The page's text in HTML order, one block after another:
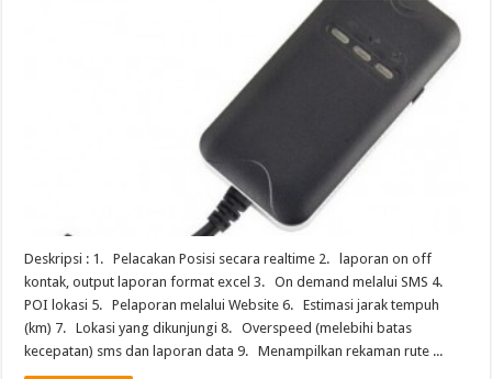
Deskripsi : 1. Pelacakan Posisi secara realtime 2. laporan on off
kontak, output laporan format excel 3. On demand melalui SMS 4.
POI lokasi 5. Pelaporan melalui Website 6. Estimasi jarak tempuh
(km) 7. Lokasi yang dikunjungi 8. Overspeed (melebihi batas
kecepatan) sms dan laporan data 9. Menampilkan rekaman rute ...